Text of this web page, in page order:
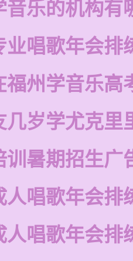
音乐的机构有
业唱歌年会排
福州学音乐高
几岁学尤克里
训暑期招生广
人唱歌年会排
人唱歌年会排